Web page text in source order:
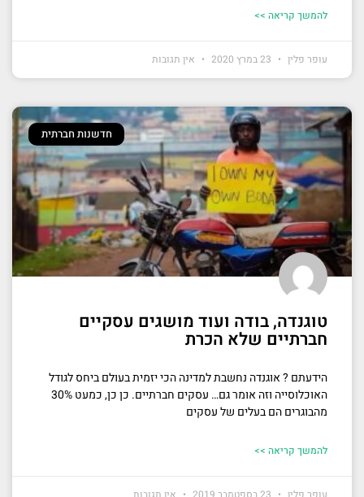
להמשך קריאה >>
עופר פלין אין תגובות
חדשנות חברתית
טוגנדה, בודה ועוד מושגים עסקיים
חברתיים שלא הכרת
הידעתם ? אוגנדה נחשבת למדינה הכי יזמית בעולם ביחס לגודל
האוכלוסייה וזה אומר גם… עסקים חברתיים. כן כן, כמעט 30%
מהבוגרים הם בעלים של עסקים
להמשך קריאה >>